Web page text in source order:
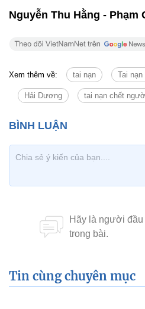
Nguyễn Thu Hằng - Phạm
Xem thêm về: tai nạn Tai nạn
Hải Dương tai nạn chết
Tin cùng chuyên mục